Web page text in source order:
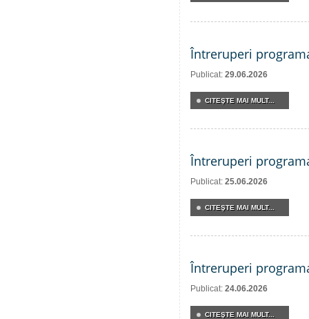
Întreruperi
Publicat: 29.06.2026
CITEŞTE MAI MULT...
Întreruperi
Publicat: 25.06.2026
CITEŞTE MAI MULT...
Întreruperi
Publicat: 24.06.2026
CITEŞTE MAI MULT...